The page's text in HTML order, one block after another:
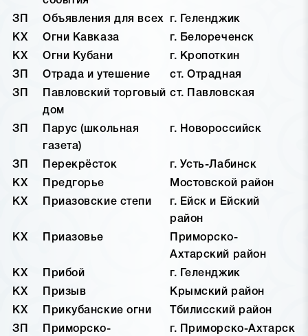
ЗП Объявления для всех
г. Геленджик
КХ
Огни Кавказа
г. Белореченск
КХ
Огни Кубани
г. Кропоткин
ЗП
Отрада и утешение
ст. Отрадная
ЗП
Павловский торговый
дом
ст. Павловская
ЗП
Парус (школьная
газета)
г. Новороссийск
ЗП Перекрёсток
г. Усть-Лабинск
КХ
Предгорье
Мостовской район
КХ
Приазовские степи
г. Ейск и Ейский
район
КХ
Приазовье
Приморско-
Ахтарский район
КХ
Прибой
г. Геленджик
КХ
Призыв
Крымский район
КХ
Прикубанские огни
Тбилисский район
ЗП
Приморско-
г. Приморско-Ахтарск